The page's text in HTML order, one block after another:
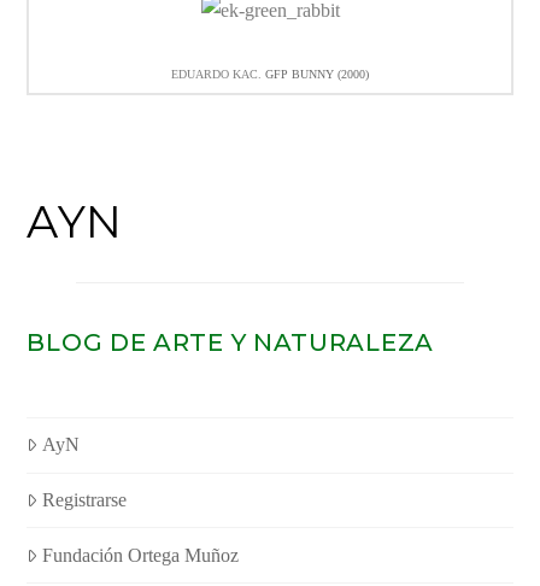
EDUARDO KAC. GFP BUNNY (2000)
AYN
BLOG DE ARTE Y NATURALEZA
AyN
Registrarse
Fundación Ortega Muñoz